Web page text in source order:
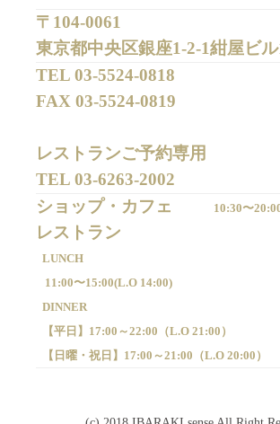
〒104-0061
東京都中央区銀座1-2-1紺屋ビ
TEL 03-5524-0818
FAX 03-5524-0819
レストランご予約専用
TEL 03-6263-2002
ショップ・カフェ
10:30〜
LUNCH
11:00〜15:00(L.O 14:00)
DINNER
【平日】 17:00～22:00（L.O 21:00）
【日曜・祝日】 17:00～21:00（L.O 20:00）